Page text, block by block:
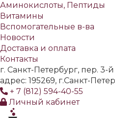
Аминокислоты, Пептиды
Витамины
Вспомогательные в-ва
Новости
Доставка и оплата
Контакты
г. Санкт-Петербург, пер.
адрес: 195269, г.Санкт-
+ 7 (812) 594-40-55
Личный кабинет